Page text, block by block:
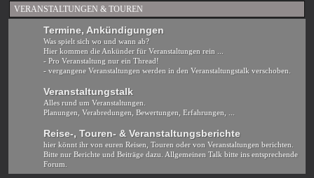
VERANSTALTUNGEN & TOUREN
Termine, Ankündigungen
Was spielt sich wo und wann ab?
Hier kommen die Ankünder für Veranstaltungen rein ...
- Pro Veranstaltung nur ein Thread!
- vergangene Veranstaltungen werden in den Veranstaltungstalk verschoben.
Veranstaltungstalk
Alles rund um Veranstaltungen.
Planungen, Verabredungen, Bewertungen, Erfahrungen, ...
Reise-, Touren- & Veranstaltungsberichte
hier könnt ihr von euren Reisen, Touren oder von Veranstaltungen berichten.
Bitte nur Berichte und Beiträge dazu. Allgemeinen Talk bitte ins entsprechende
Forum.